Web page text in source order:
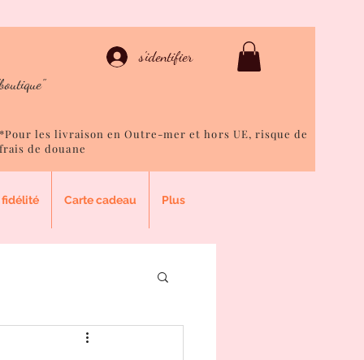
s'identifier
*Pour les livraison en Outre-mer et hors UE, risque de
frais de douane
fidélité Carte cadeau Plus